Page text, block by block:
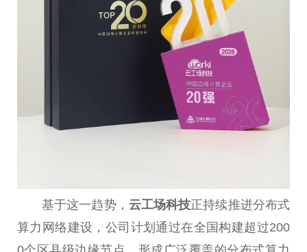
基于这一趋势， 云工场科技正持续推进分布式
算力网络建设，公司计划通过在全国构建超过200